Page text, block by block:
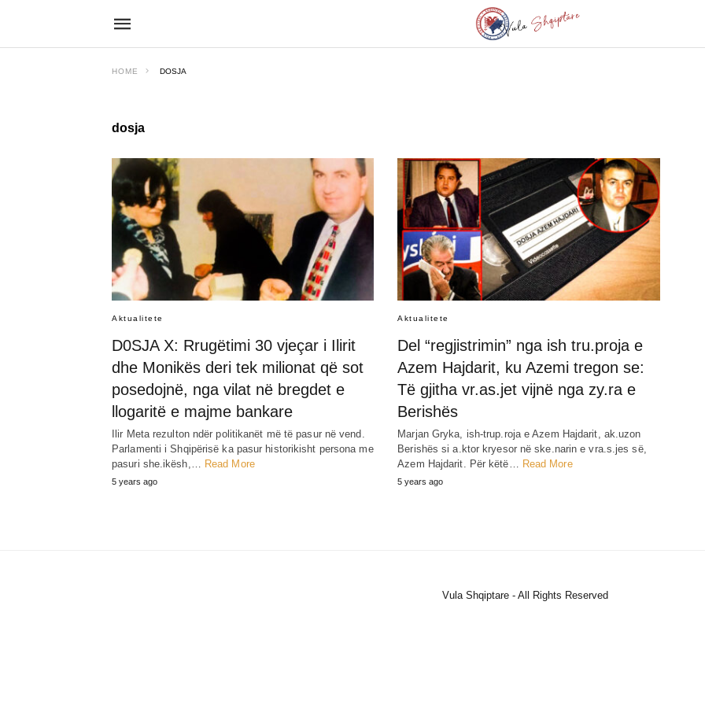
HOME DOSJA
dosja
Aktualitete
D0SJA X: Rrugëtimi 30 vjeçar i Ilirit
dhe Monikës deri tek milionat që sot
posedojnë, nga vilat në bregdet e
llogaritë e majme bankare
Ilir Meta rezulton ndër politikanët më të pasur në vend.
Parlamenti i Shqipërisë ka pasur historikisht persona me
pasuri she.ikësh,… Read More
5 years ago
Aktualitete
Del “regjistrimin” nga ish tru.proja e
Azem Hajdarit, ku Azemi tregon se:
Të gjitha vr.as.jet vijnë nga zy.ra e
Berishës
Marjan Gryka, ish-trup.roja e Azem Hajdarit, ak.uzon
Berishës si a.ktor kryesor në ske.narin e vra.s.jes së,
Azem Hajdarit. Për këtë… Read More
5 years ago
Vula Shqiptare - All Rights Reserved